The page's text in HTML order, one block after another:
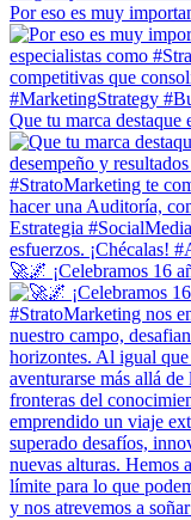
Por eso es muy
Que tu marca
🚀🌌 ¡Celebramos 16